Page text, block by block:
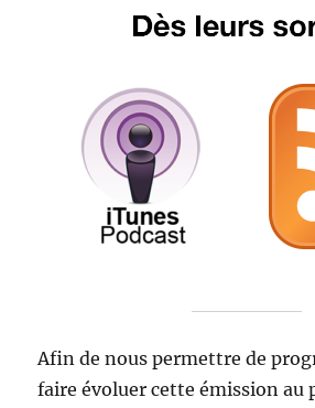
Afin de nous permettre de
faire évoluer cette émission au